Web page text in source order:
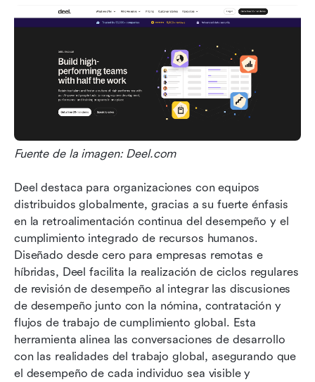
Fuente de la imagen: Deel.com
Deel destaca para organizaciones con equipos
distribuidos globalmente, gracias a su fuerte énfasis
en la retroalimentación continua del desempeño y el
cumplimiento integrado de recursos humanos.
Diseñado desde cero para empresas remotas e
híbridas, Deel facilita la realización de ciclos regulares
de revisión de desempeño al integrar las discusiones
de desempeño junto con la nómina, contratación y
flujos de trabajo de cumplimiento global. Esta
herramienta alinea las conversaciones de desarrollo
con las realidades del trabajo global, asegurando que
el desempeño de cada individuo sea visible y